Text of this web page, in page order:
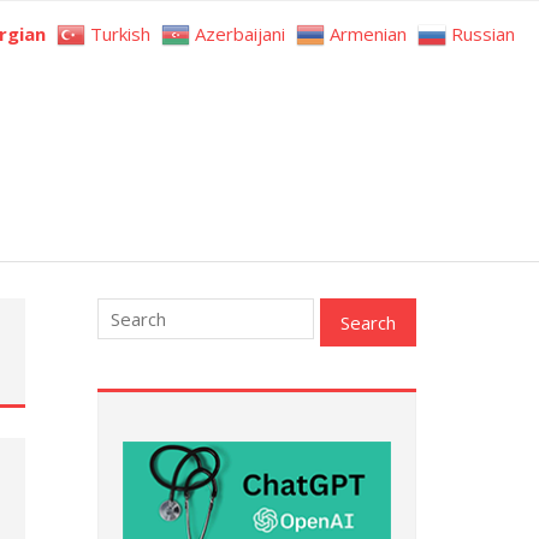
Turkish Azerbaijani Armenian Russian